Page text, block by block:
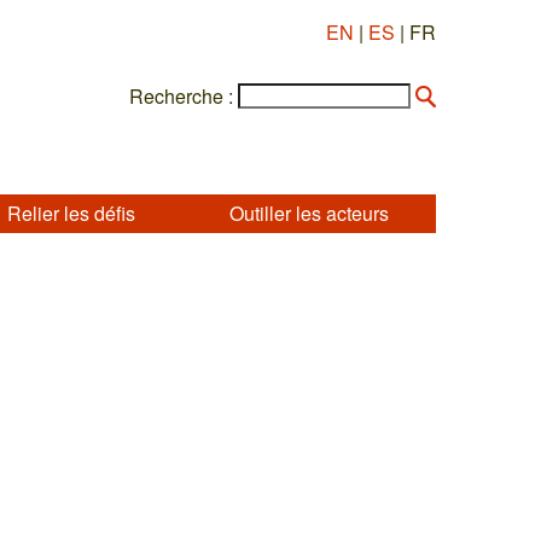
EN | ES | FR
Recherche :
Relier les défis Outiller les acteurs